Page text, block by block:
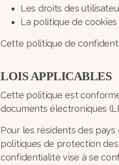
Les droits des
La politique de cookies
Cette politique de
LOIS APPLICABLES
Cette politique est
documents électroniques
Pour les résidents des pays
politiques de protection
confidentialité vise à se